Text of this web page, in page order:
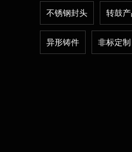
不锈钢封头 转鼓产
异形铸件 非标定制